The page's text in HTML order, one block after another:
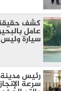
كشف حقيقة
عامل
سيارة
رئيس
سرعة